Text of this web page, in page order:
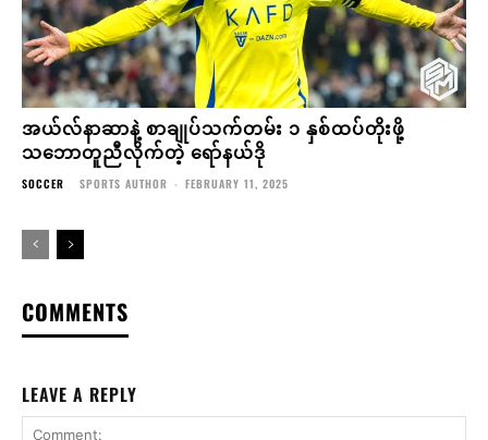
အယ်လ်နာဆာနဲ့ စာချုပ်သက်တမ်း ၁ နှစ်ထပ်တိုးဖို့
သဘောတူညီလိုက်တဲ့ ရော်နယ်ဒို
SOCCER SPORTS AUTHOR - FEBRUARY 11, 2025
COMMENTS
LEAVE A REPLY